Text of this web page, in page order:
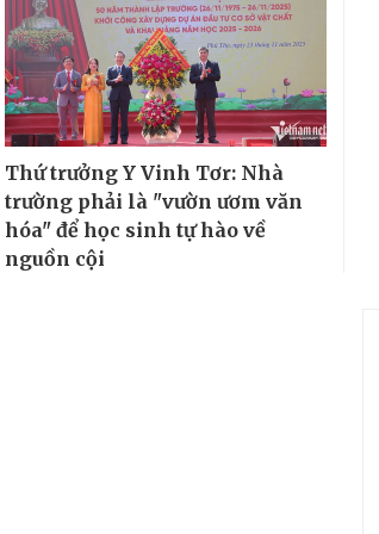
Thứ trưởng Y Vinh Tơr: Nhà
trường phải là "vườn ươm văn
hóa" để học sinh tự hào về
nguồn cội